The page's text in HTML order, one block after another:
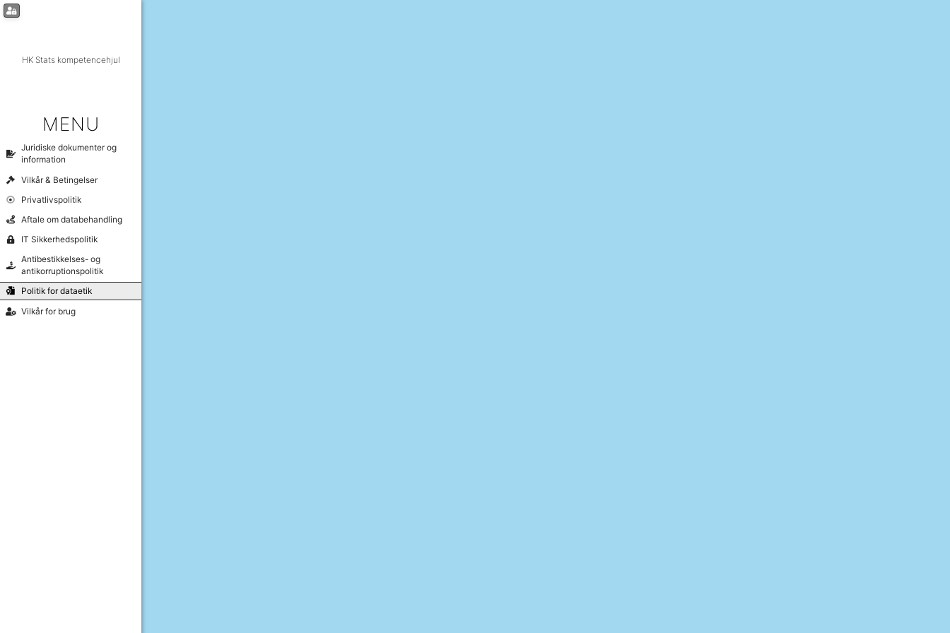
HK Stats kompetencehjul
MENU
Juridiske dokumenter og
information
Vilkår & Betingelser
Privatlivspolitik
Aftale om databehandling
IT Sikkerhedspolitik
Antibestikkelses- og
antikorruptionspolitik
Politik for dataetik
Vilkår for brug